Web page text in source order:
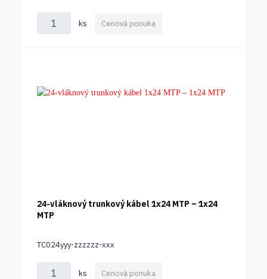
ks Cenová ponuka
24-vláknový trunkový kábel 1x24 MTP – 1x24
MTP
TC024yyy-zzzzzz-xxx
ks Cenová ponuka